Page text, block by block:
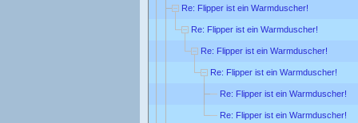
Re: Flipper ist ein Warmduscher!
Re: Flipper ist ein Warmduscher!
Re: Flipper ist ein Warmduscher!
Re: Flipper ist ein Warmduscher!
Re: Flipper ist ein Warmduscher!
Re: Flipper ist ein Warmduscher!